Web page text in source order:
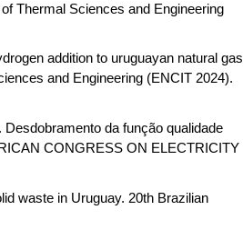
Thermal Sciences and Engineering
addition to uruguayan natural gas
and Engineering (ENCIT 2024).
da função qualidade
CONGRESS ON ELECTRICITY
waste in Uruguay. 20th Brazilian